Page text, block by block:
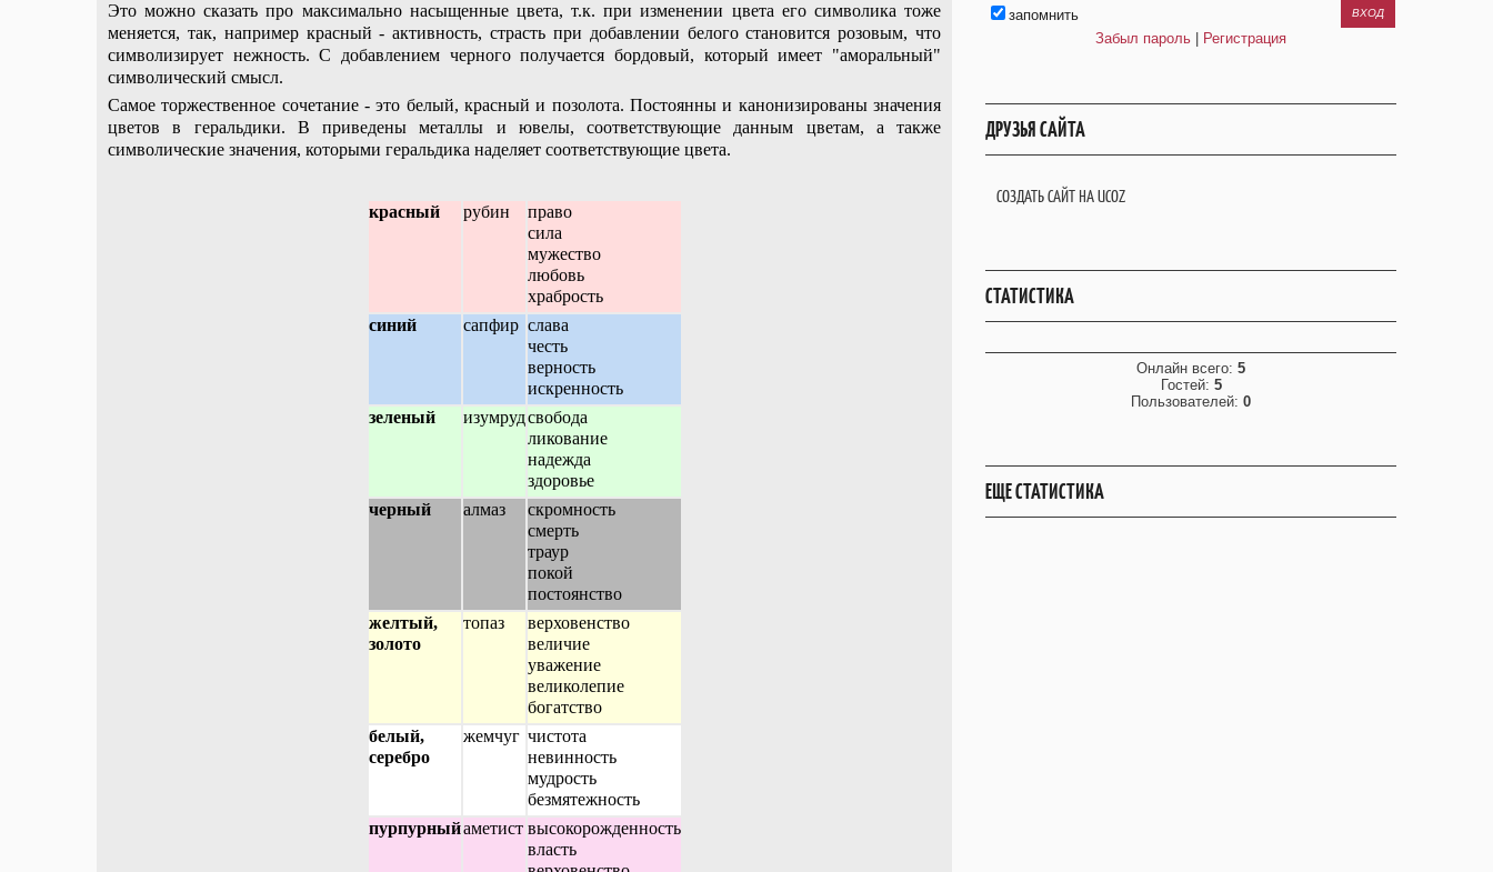
Это можно сказать про максимально насыщенные цвета, т.к. при изменении цвета его символика тоже
меняется, так, например красный - активность, страсть при добавлении белого становится розовым, что
символизирует нежность. С добавлением черного получается бордовый, который имеет "аморальный"
символический смысл.
Самое торжественное сочетание - это белый, красный и позолота. Постоянны и канонизированы значения
цветов в геральдики. В приведены металлы и ювелы, соответствующие данным цветам, а также
символические значения, которыми геральдика наделяет соответствующие цвета.
красный рубин
право
сила
мужество
любовь
храбрость
синий
сапфир слава
честь
верность
искренность
зеленый
изумрудсвобода
ликование
надежда
здоровье
черный
алмаз
скромность
смерть
траур
покой
постоянство
желтый,
золото
топаз
верховенство
величие
уважение
великолепие
богатство
белый,
серебро
жемчуг чистота
невинность
мудрость
безмятежность
пурпурныйаметист высокорожденность
власть
запомнить
Забыл пароль
Регистрация
ДРУЗЬЯ САЙТА
СОЗДАТЬ САЙТ НА UCOZ
СТАТИСТИКА
Онлайн всего: 5
Гостей: 5
Пользователей: 0
ЕЩЕ СТАТИСТИКА